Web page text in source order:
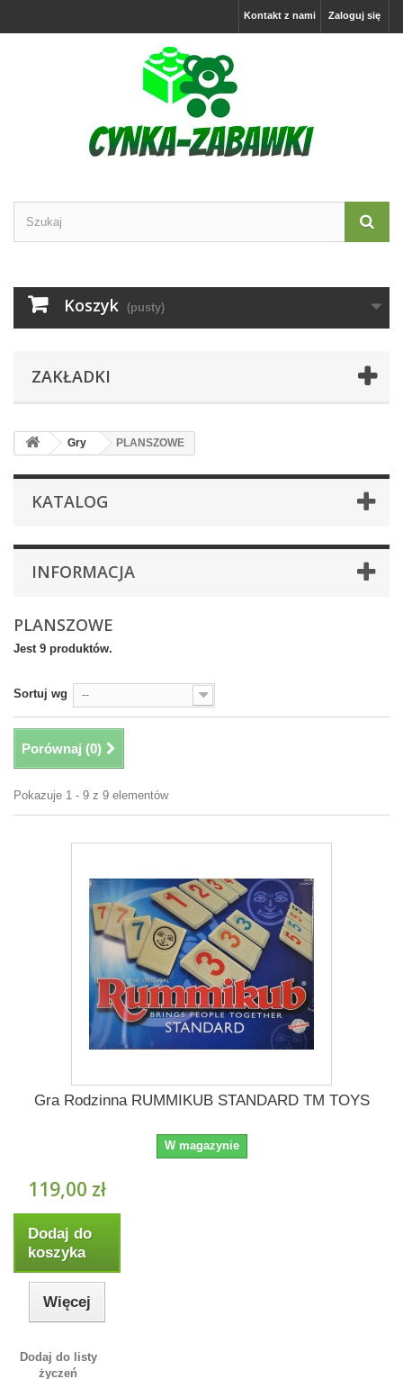
Zaloguj się
Kontakt z nami
Koszyk (pusty)
ZAKŁADKI
Gry PLANSZOWE
KATALOG
INFORMACJA
PLANSZOWE
Jest 9 produktów.
Sortuj wg --
Porównaj (0)
Pokazuje 1 - 9 z 9 elementów
Gra Rodzinna RUMMIKUB STANDARD TM TOYS
W magazynie
119,00 zł
Dodaj do
koszyka
Więcej
Dodaj do listy
życzeń